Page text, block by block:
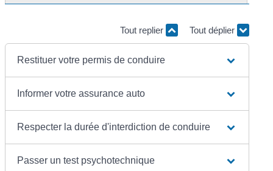
Tout replier Tout déplier
Restituer votre permis de conduire
Informer votre assurance auto
Respecter la durée d'interdiction de conduire
Passer un test psychotechnique